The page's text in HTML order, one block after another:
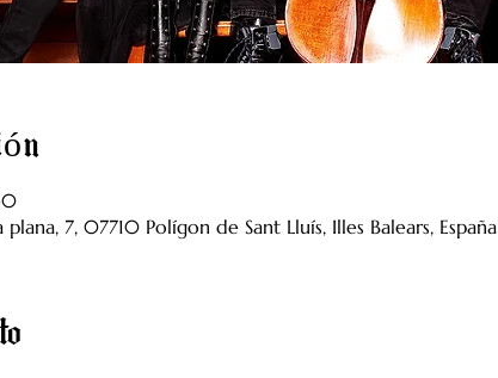
7, 07710 Polígon de Sant Lluís, Illes Balears, España